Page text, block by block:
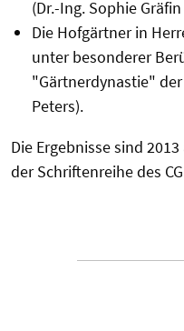
(Dr.-Ing. Sophie
Die Hofgärtner in
unter besonderer
"Gärtnerdynastie"
Peters).
Die Ergebnisse sind
der Schriftenreihe des